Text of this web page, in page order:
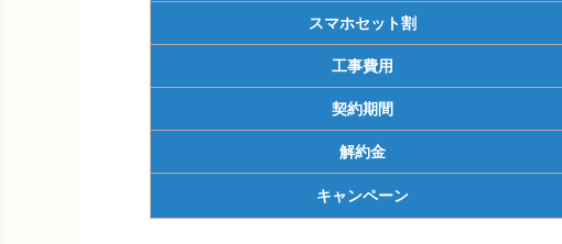
スマホセット割
工事費用
契約期間
解約金
キャンペーン